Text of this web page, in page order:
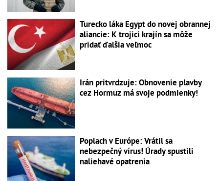
Turecko láka Egypt do novej obrannej
aliancie: K trojici krajín sa môže
pridať ďalšia veľmoc
Irán pritvrdzuje: Obnovenie plavby
cez Hormuz má svoje podmienky!
Poplach v Európe: Vrátil sa
nebezpečný vírus! Úrady spustili
naliehavé opatrenia